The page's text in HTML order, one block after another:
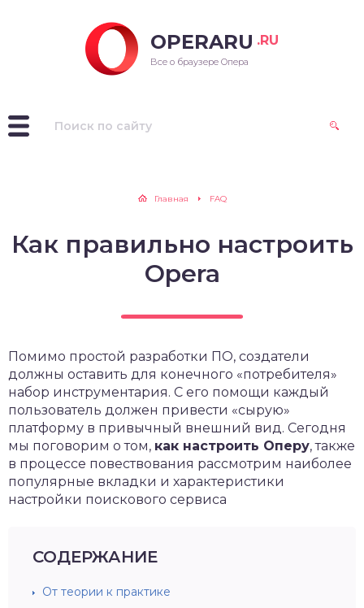
OPERARU .RU
Все о браузере Опера
Главная FAQ
Как правильно настроить
Opera
Помимо простой разработки ПО, создатели
должны оставить для конечного «потребителя»
набор инструментария. С его помощи каждый
пользователь должен привести «сырую»
платформу в привычный внешний вид. Сегодня
мы поговорим о том, как настроить Оперу, также
в процессе повествования рассмотрим наиболее
популярные вкладки и характеристики
настройки поискового сервиса
СОДЕРЖАНИЕ
От теории к практике
для Windows
для Linux